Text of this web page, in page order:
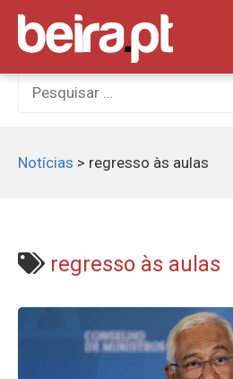
Skip
content
Procurar
por:
Notícias > regresso às aulas
regresso às aulas